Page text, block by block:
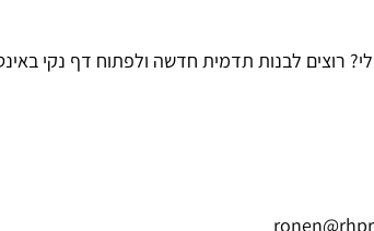
רוצים לבנות תדמית חדשה ולפתוח דף נקי